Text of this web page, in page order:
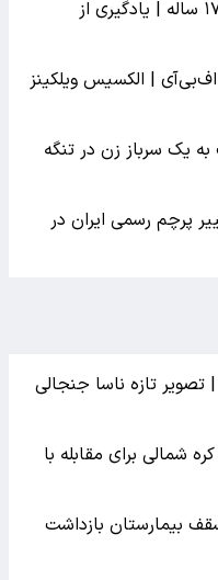
رسوایی جنسی معلم زن با شاگرد ۱۷ ساله | یادگیری از
| الکسیس ویلکینز
یک سرباز زن در تنگه
پرچم رسمی ایران در
تازه ناسا جنجالی
برای مقابله با
بیمارستان بازداشت